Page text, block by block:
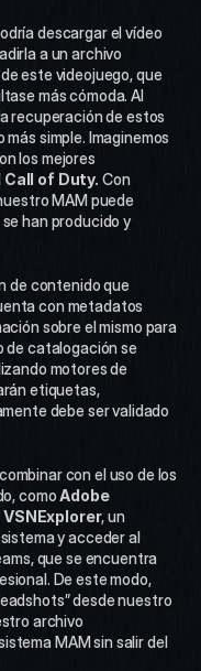
descargar el vídeo
a un archivo
este videojuego, que
más cómoda. Al
recuperación de estos
simple. Imaginemos
Call of Duty. Con
MAM puede
han producido y
de contenido que
con metadatos
sobre el mismo para
de catalogación se
etiquetas,
debe ser validado
con el uso de los
como Adobe
, un
y acceder al
que se encuentra
De este modo,
desde nuestro
archivo
MAM sin salir del